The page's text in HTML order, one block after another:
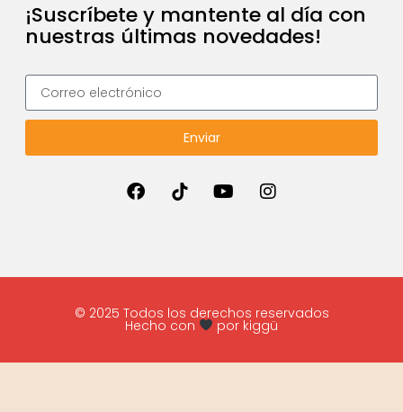
¡Suscríbete y mantente al día con
nuestras últimas novedades!
Enviar
© 2025 Todos los derechos reservados
Hecho con por kiggü